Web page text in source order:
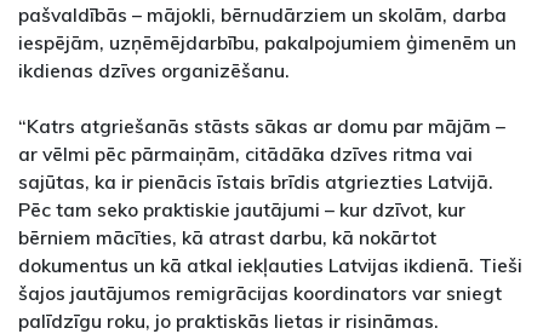
pašvaldībās – mājokli, bērnudārziem un skolām, darba
iespējām, uzņēmējdarbību, pakalpojumiem ģimenēm un
ikdienas dzīves organizēšanu.
“Katrs atgriešanās stāsts sākas ar domu par mājām –
ar vēlmi pēc pārmaiņām, citādāka dzīves ritma vai
sajūtas, ka ir pienācis īstais brīdis atgriezties Latvijā.
Pēc tam seko praktiskie jautājumi – kur dzīvot, kur
bērniem mācīties, kā atrast darbu, kā nokārtot
dokumentus un kā atkal iekļauties Latvijas ikdienā. Tieši
šajos jautājumos remigrācijas koordinators var sniegt
palīdzīgu roku, jo praktiskās lietas ir risināmas.